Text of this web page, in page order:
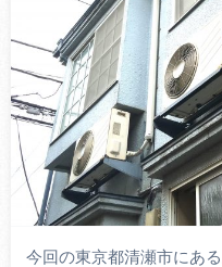
今回の東京都清瀬市にあ